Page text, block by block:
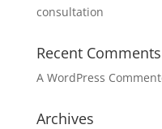
consultation
Recent Comments
A WordPress
Archives